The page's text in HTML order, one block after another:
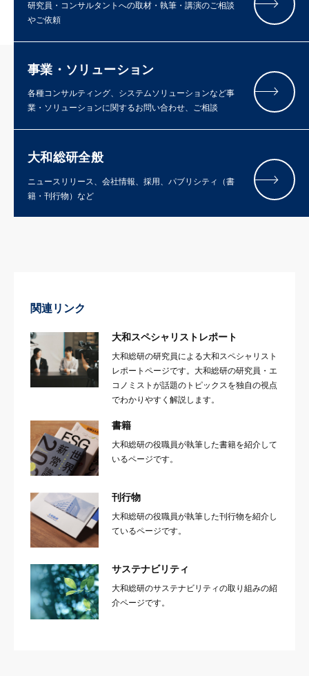
研究員・コンサルタントへの取材・執筆・講演のご相談
やご依頼
事業・ソリューション
各種コンサルティング、システムソリューションなど事
業・ソリューションに関するお問い合わせ、ご相談
大和総研全般
ニュースリリース、会社情報、採用、パブリシティ（書
籍・刊行物）など
関連リンク
大和スペシャリストレポート
大和総研の研究員による大和スペシャリスト
レポートページです。大和総研の研究員・エ
コノミストが話題のトピックスを独自の視点
でわかりやすく解説します。
書籍
大和総研の役職員が執筆した書籍を紹介して
いるページです。
刊行物
大和総研の役職員が執筆した刊行物を紹介し
ているページです。
サステナビリティ
大和総研のサステナビリティの取り組みの紹
介ページです。